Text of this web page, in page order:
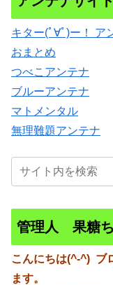
キター(ﾟ∀ﾟ)ー！ ア
おまとめ
つべこアンテナ
ブルーアンテナ
マトメンタル
無理難題アンテナ
管理人 果糖ち
こんにちは(^-^) ブ
ます。